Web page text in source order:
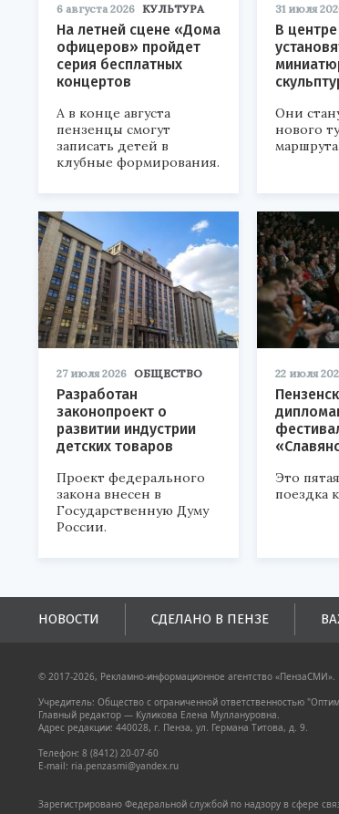
6 августа 2026 КУЛЬТУРА
На летней сцене «Дома
офицеров» пройдет
серия бесплатных
концертов
А в конце августа
пензенцы смогут
записать детей в
клубные формирования.
31 июля
В
Они
нового
маршрута.
27 июля 2026 ОБЩЕСТВО
Разработан
законопроект о
развитии индустрии
детских товаров
Проект федерального
закона внесен в
Государственную Думу
России.
22 июля
Это
поездка
НОВОСТИ СДЕЛАНО В ПЕНЗЕ
© 2017-2026, Рекламно-информационное агентство «ПензаСМИ».
Учредитель: Общество с ограниченной ответственностью
Главный редактор — Куликова Елена Муллануровна.
Адрес редакции: 440028, г. Пенза, ул. Германа Титова, д. 9.
Телефон: 8 (8412) 20-07-60
E-mail: ria.penzasmi@yandex.ru
Зарегистрировано Федеральной службой по надзору в сфере